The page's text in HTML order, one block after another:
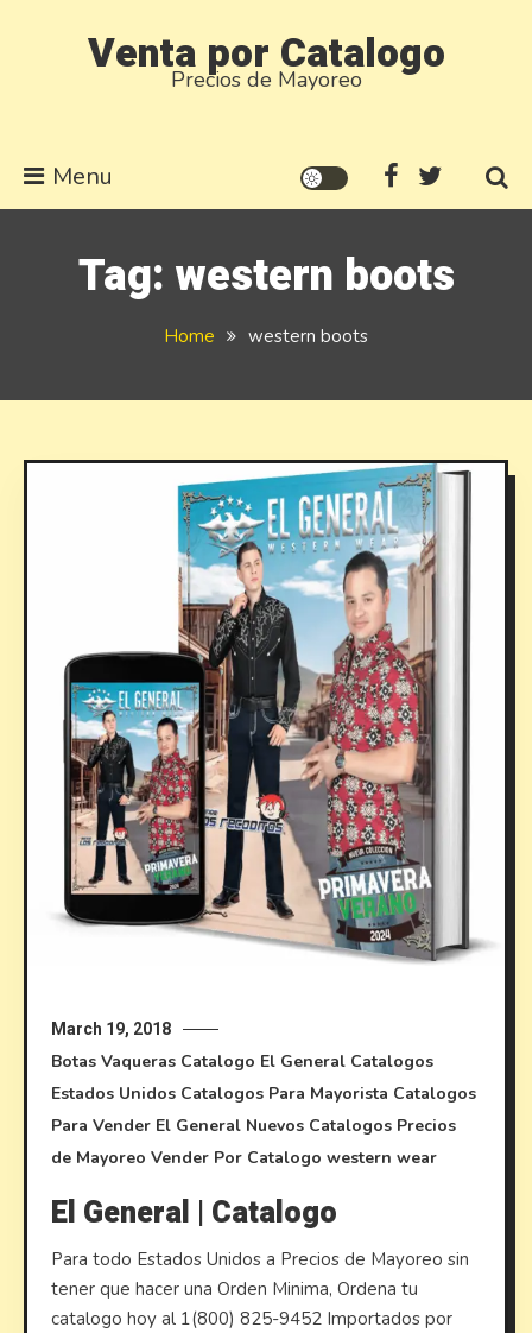
Venta por Catalogo
Precios de Mayoreo
Menu
Tag: western boots
Home western boots
March 19, 2018
Botas Vaqueras Catalogo El General Catalogos
Estados Unidos Catalogos Para Mayorista Catalogos
Para Vender El General Nuevos Catalogos Precios
de Mayoreo Vender Por Catalogo western wear
El General | Catalogo
Para todo Estados Unidos a Precios de Mayoreo sin
tener que hacer una Orden Minima, Ordena tu
catalogo hoy al 1(800) 825-9452 Importados por